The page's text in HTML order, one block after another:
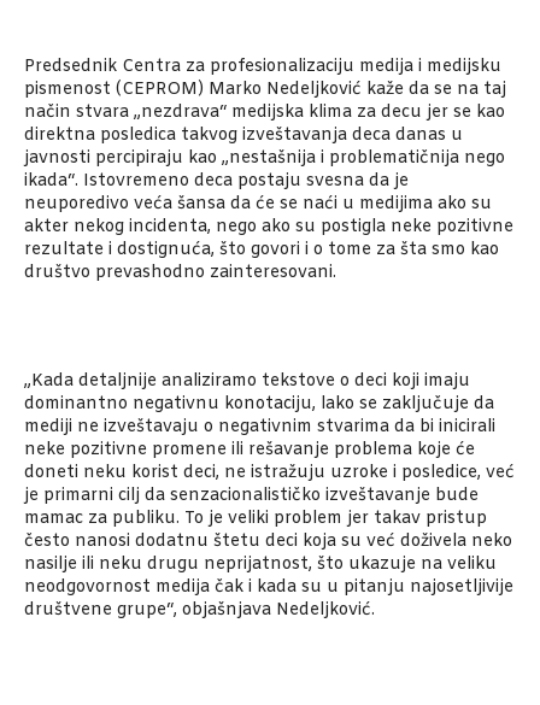
Predsednik Centra za profesionalizaciju medija i medijsku
pismenost (CEPROM) Marko Nedeljković kaže da se na taj
način stvara „nezdrava“ medijska klima za decu jer se kao
direktna posledica takvog izveštavanja deca danas u
javnosti percipiraju kao „nestašnija i problematičnija nego
ikada“. Istovremeno deca postaju svesna da je
neuporedivo veća šansa da će se naći u medijima ako su
akter nekog incidenta, nego ako su postigla neke pozitivne
rezultate i dostignuća, što govori i o tome za šta smo kao
društvo prevashodno zainteresovani.
„Kada detaljnije analiziramo tekstove o deci koji imaju
dominantno negativnu konotaciju, lako se zaključuje da
mediji ne izveštavaju o negativnim stvarima da bi inicirali
neke pozitivne promene ili rešavanje problema koje će
doneti neku korist deci, ne istražuju uzroke i posledice, već
je primarni cilj da senzacionalističko izveštavanje bude
mamac za publiku. To je veliki problem jer takav pristup
često nanosi dodatnu štetu deci koja su već doživela neko
nasilje ili neku drugu neprijatnost, što ukazuje na veliku
neodgovor­nost medija čak i kada su u pitanju najosetljivije
društvene grupe“, objašnjava Nedeljković.